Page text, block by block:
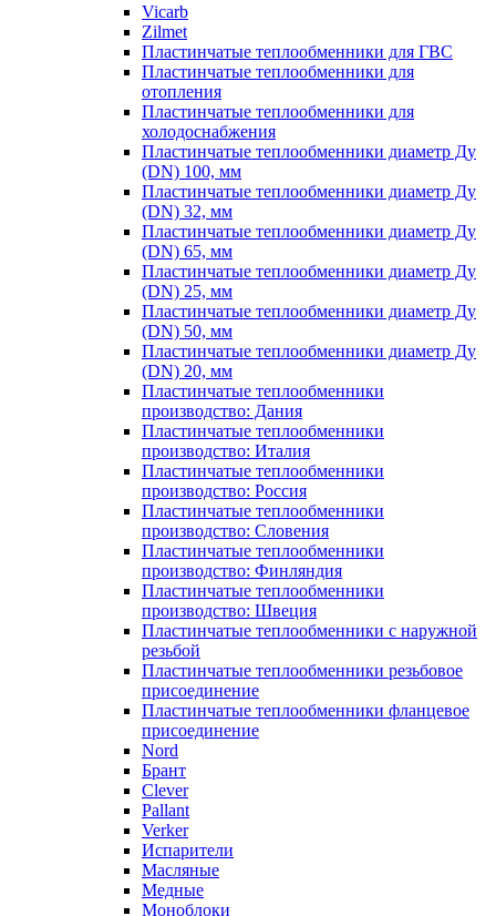
Vicarb
Zilmet
Пластинчатые теплообменники для ГВС
Пластинчатые теплообменники для
отопления
Пластинчатые теплообменники для
холодоснабжения
Пластинчатые теплообменники диаметр Ду
(DN) 100, мм
Пластинчатые теплообменники диаметр Ду
(DN) 32, мм
Пластинчатые теплообменники диаметр Ду
(DN) 65, мм
Пластинчатые теплообменники диаметр Ду
(DN) 25, мм
Пластинчатые теплообменники диаметр Ду
(DN) 50, мм
Пластинчатые теплообменники диаметр Ду
(DN) 20, мм
Пластинчатые теплообменники
производство: Дания
Пластинчатые теплообменники
производство: Италия
Пластинчатые теплообменники
производство: Россия
Пластинчатые теплообменники
производство: Словения
Пластинчатые теплообменники
производство: Финляндия
Пластинчатые теплообменники
производство: Швеция
Пластинчатые теплообменники с наружной
резьбой
Пластинчатые теплообменники резьбовое
присоединение
Пластинчатые теплообменники фланцевое
присоединение
Nord
Брант
Clever
Pallant
Verker
Испарители
Масляные
Медные
Моноблоки